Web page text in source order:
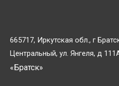
665717, Иркутская обл., г
Центральный, ул. Янгеля, д
«Братск»